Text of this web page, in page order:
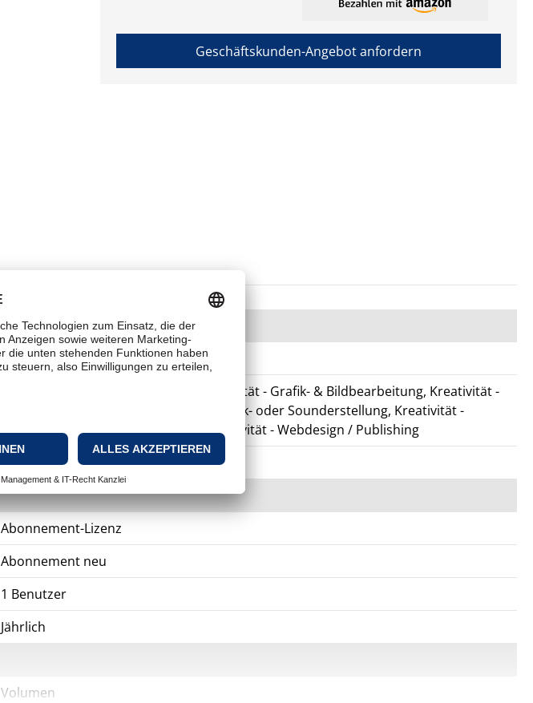
Geschäftskunden-Angebot anfordern
Kreativitätsanwendung
Kreativität - Desktop Publishing, Kreativität - Grafik- & Bildbearbeitung, Kreativität -
Multimedia-Authoring, Kreativität - Musik- oder Sounderstellung, Kreativität -
Videobearbeitung & -produktion, Kreativität - Webdesign / Publishing
Lokal installiert
Abonnement-Lizenz
Abonnement neu
1 Benutzer
Jährlich
Volumen